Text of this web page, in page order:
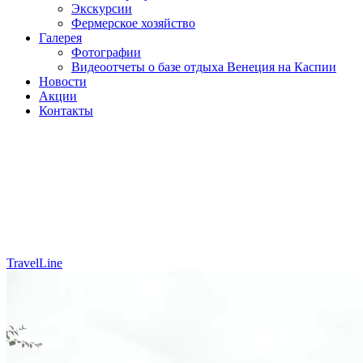
Экскурсии
Фермерское хозяйство
Галерея
Фотографии
Видеоотчеты о базе отдыха Венеция на Каспии
Новости
Акции
Контакты
TravelLine